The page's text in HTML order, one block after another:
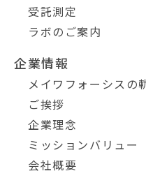
受託測定
ラボのご案内
企業情報
メイワフォーシスの
ご挨拶
企業理念
ミッションバリュー
会社概要